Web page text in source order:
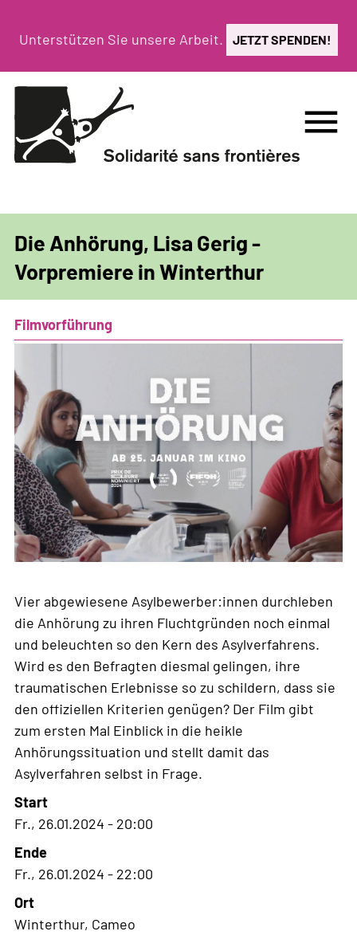
zumUnterstützen Sie unsere Arbeit. JETZT SPENDEN!
menu
Die Anhörung, Lisa Gerig -
Vorpremiere in Winterthur
Filmvorführung
Vier abgewiesene Asylbewerber:innen durchleben
die Anhörung zu ihren Fluchtgründen noch einmal
und beleuchten so den Kern des Asylverfahrens.
Wird es den Befragten diesmal gelingen, ihre
traumatischen Erlebnisse so zu schildern, dass sie
den offiziellen Kriterien genügen? Der Film gibt
zum ersten Mal Einblick in die heikle
Anhörungssituation und stellt damit das
Asylverfahren selbst in Frage.
Start
Fr., 26.01.2024 - 20:00
Ende
Fr., 26.01.2024 - 22:00
Ort
Winterthur, Cameo